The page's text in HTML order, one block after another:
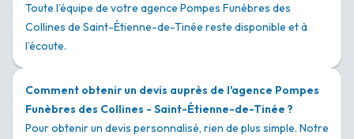
Toute l’équipe de votre agence Pompes Funèbres des
Collines de Saint-Étienne-de-Tinée reste disponible et à
l’écoute.
Comment obtenir un devis auprès de l'agence Pompes
Funèbres des Collines - Saint-Étienne-de-Tinée ?
Pour obtenir un devis personnalisé, rien de plus simple. Notre